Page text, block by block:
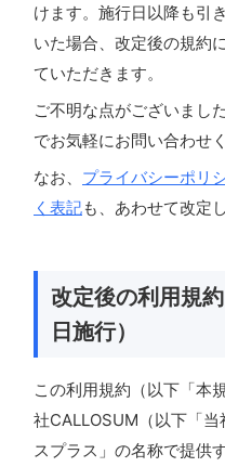
けます。施行日以降も引
いた場合、改定後の規約
ていただきます。
ご不明な点がございました
でお気軽にお問い合わせ
なお、 プライバシーポリ
く表記も、あわせて改定
改定後の利用規
日施行）
この利用規約（以下「本
社CALLOSUM（以下「
スプラス」の名称で提供